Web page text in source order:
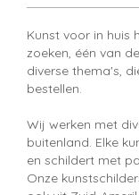
Kunst voor in huis
zoeken, één van
diverse thema's,
bestellen.
Wij werken met
buitenland. Elke
en schildert met
Onze